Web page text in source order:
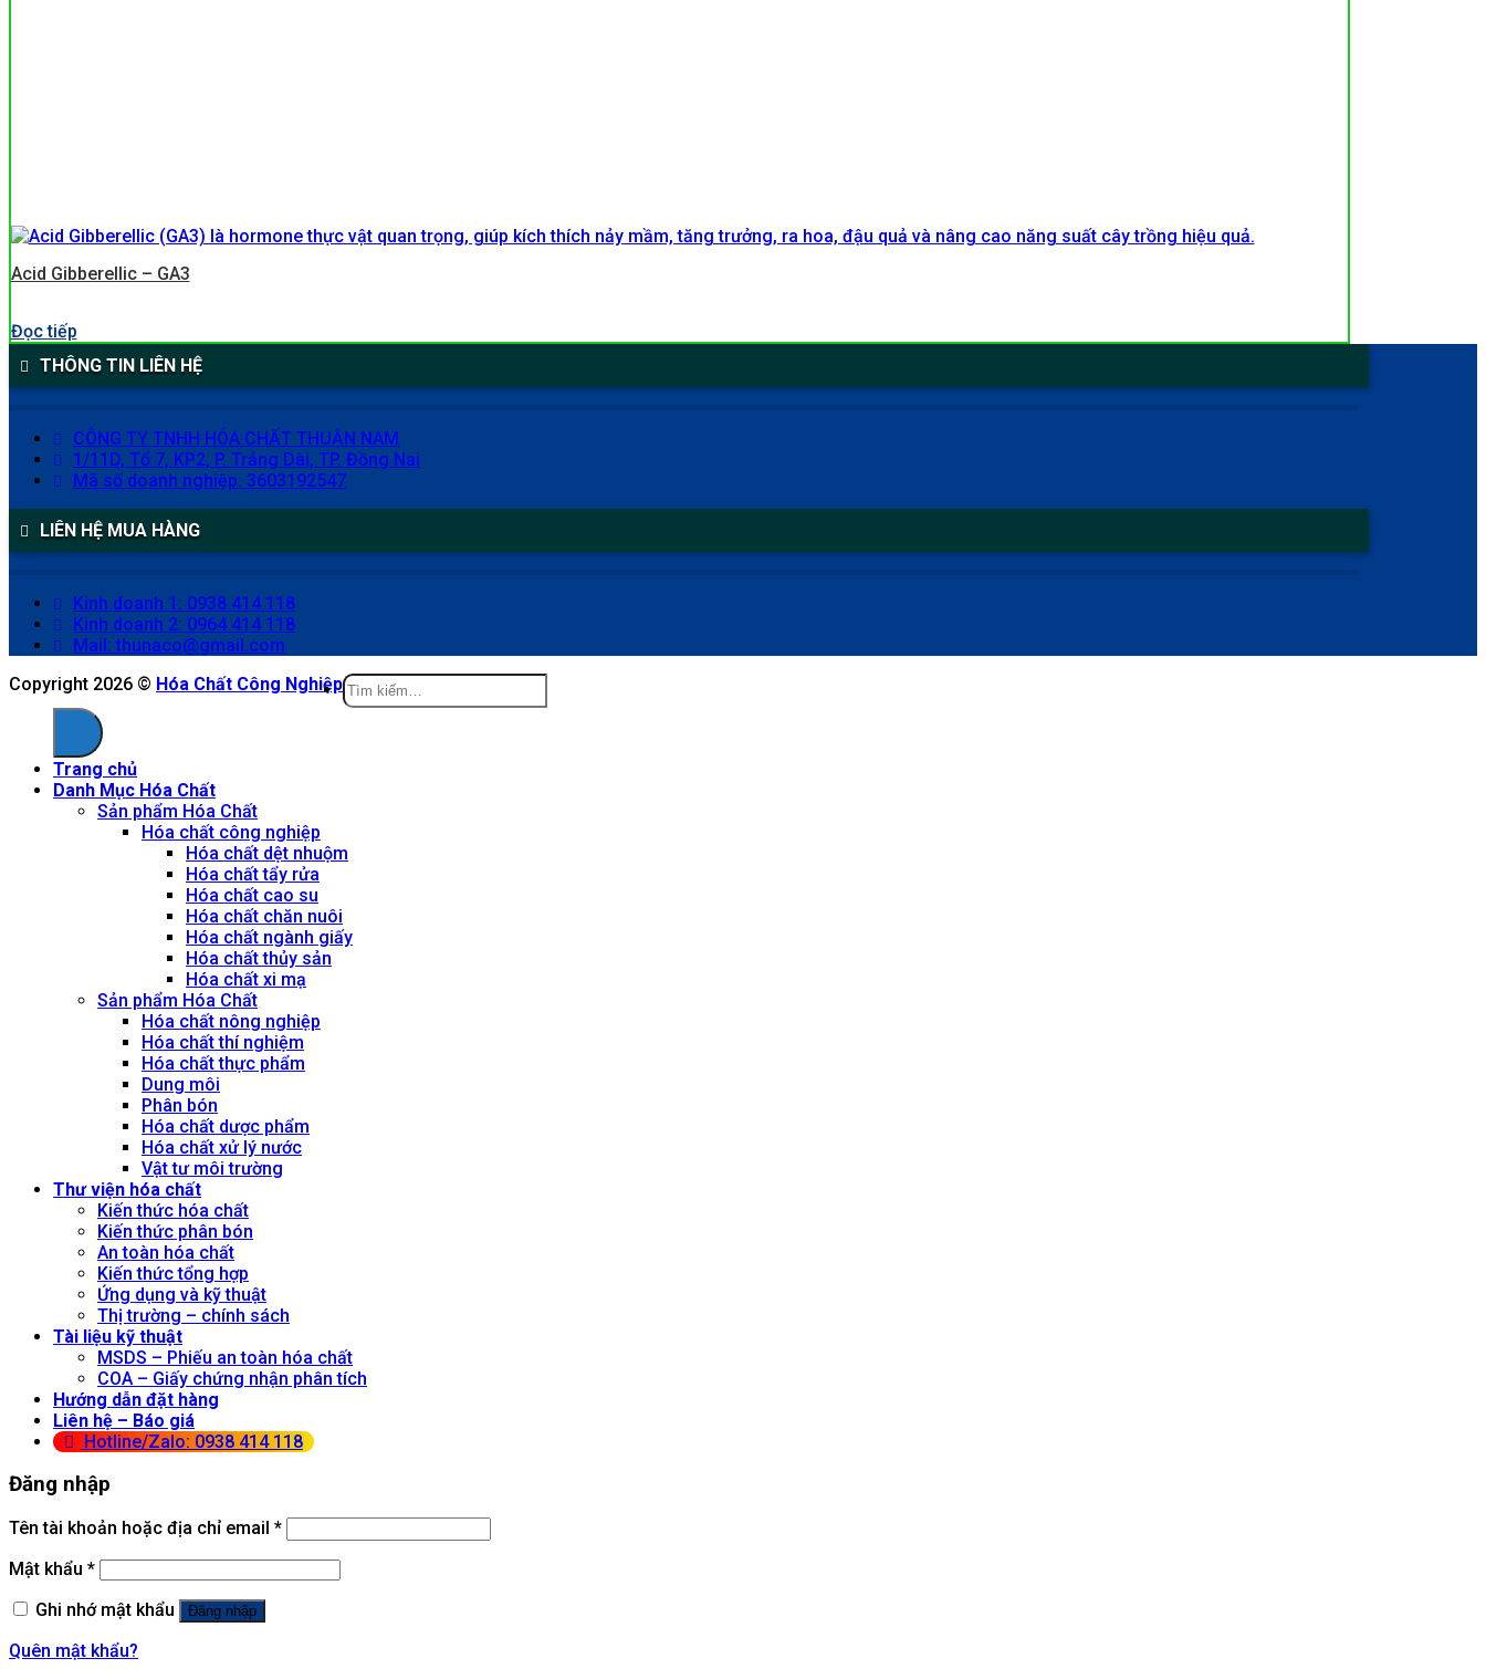
Acid Gibberellic – GA3
Đọc tiếp
THÔNG TIN LIÊN HỆ
CÔNG TY TNHH HÓA CHẤT THUẬN NAM
1/11D, Tổ 7, KP2, P. Trảng Dài, TP. Đồng Nai
Mã số doanh nghiệp: 3603192547
LIÊN HỆ MUA HÀNG
Kinh doanh 1: 0938 414 118
Kinh doanh 2: 0964 414 118
Mail: thunaco@gmail.com
Copyright 2026 © Hóa Chất Công NghiệpTìm
kiếm:
Trang chủ
Danh Mục Hóa Chất
Sản phẩm Hóa Chất
Hóa chất công nghiệp
Hóa chất dệt nhuộm
Hóa chất tẩy rửa
Hóa chất cao su
Hóa chất chăn nuôi
Hóa chất ngành giấy
Hóa chất thủy sản
Hóa chất xi mạ
Sản phẩm Hóa Chất
Hóa chất nông nghiệp
Hóa chất thí nghiệm
Hóa chất thực phẩm
Dung môi
Phân bón
Hóa chất dược phẩm
Hóa chất xử lý nước
Vật tư môi trường
Thư viện hóa chất
Kiến thức hóa chất
Kiến thức phân bón
An toàn hóa chất
Kiến thức tổng hợp
Ứng dụng và kỹ thuật
Thị trường – chính sách
Tài liệu kỹ thuật
MSDS – Phiếu an toàn hóa chất
COA – Giấy chứng nhận phân tích
Hướng dẫn đặt hàng
Liên hệ – Báo giá
Hotline/Zalo: 0938 414 118
Đăng nhập
Tên tài khoản hoặc địa chỉ email *
Mật khẩu *
Ghi nhớ mật khẩu
Đăng nhập
Quên mật khẩu?